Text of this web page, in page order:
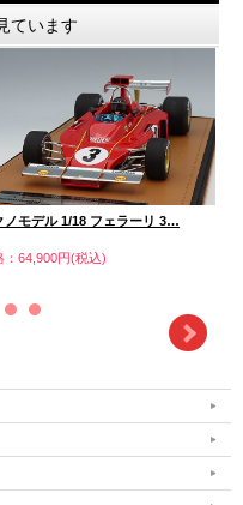
ています
ノモデル 1/18 フェラーリ 3…
：64,900円(税込)